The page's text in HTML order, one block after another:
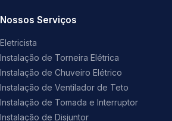
Nossos Serviços
Eletricista
Instalação de Torneira Elétrica
Instalação de Chuveiro Elétrico
Instalação de Ventilador de Teto
Instalação de Tomada e Interruptor
Instalação de Disjuntor